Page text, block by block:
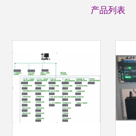
产品列表